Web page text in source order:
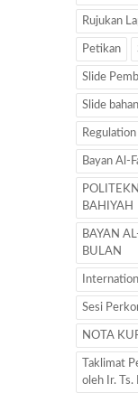
Rujukan
Petikan
Slide
Slide
Bayan Al-
BAHIYAH
BAYAN
BULAN
Sesi
NOTA
Taklimat
oleh Ir. Ts.